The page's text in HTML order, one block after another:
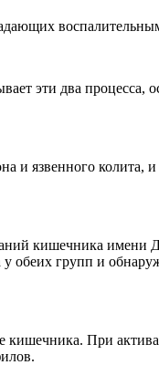
эти два
и язвенного колита,
кишечника
групп и
При